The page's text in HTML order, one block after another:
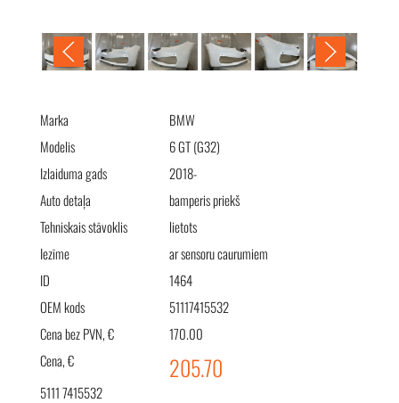
Marka
BMW
Modelis
6 GT (G32)
Izlaiduma gads
2018-
Auto detaļa
bamperis priekš
Tehniskais stāvoklis
lietots
Iezīme
ar sensoru caurumiem
ID
1464
OEM kods
51117415532
Cena bez PVN, €
170.00
Cena, €
205.70
5111 7415532